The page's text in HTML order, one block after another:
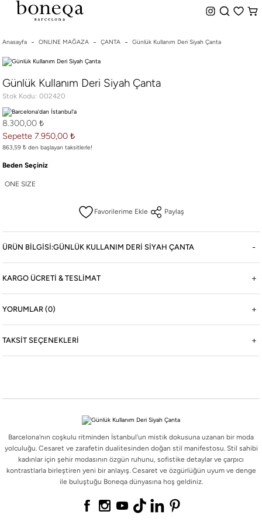
%50 ye Varan İndirim Hemen Teslim Seçeneği
Anasayfa ONLINE MAĞAZA ÇANTA Günlük Kullanım Deri Siyah Çanta
Günlük Kullanım Deri Siyah Çanta
Stok Kodu 002420
8.300,00 ₺
Sepette 7.950,00 ₺
863,59 ₺ den başlayan taksitlerle!
Beden Seçiniz
ONE SIZE
Paylaş
ÜRÜN BILGISI:GÜNLÜK KULLANIM DERI SIYAH ÇANTA
KARGO ÜCRETİ & TESLİMAT
YORUMLAR (0)
TAKSIT SEÇENEKLERI
Barcelona'nın coşkulu ritminden İstanbul'un mistik dokusuna uzanan bir moda
yolculuğu. Cesaret ve zarafetin dualitesinden doğan stil manifestosu. Stil sahibi
kadınlar için şehir modasının özgün ruhunu, sofistike detaylar ve çarpıcı
kontrastlarla birleştiren yeni bir anlayış. Cesaret ve özgürlüğün uyum ve denge
ile buluştuğu Boneqa dünyasına hoş geldiniz.
26 SS İLKBAHAR-YAZ
25/26 SONBAHAR-KIŞ
TÜM KOLEKSİYONLAR
ELBİSE
BLUZ & GÖMLEK
CEKET & YELEK
ETEK
PANTOLON
TiŞÖRT
SPOR KOLEKSİYON
ÇANTA
Boneqa Hakkında
Hikayemiz
Şehrin sokaklarını Barcelona'nın Akdeniz rüzgarıyla dans eden coşkulu ritimleriyle
Barcelona tatil bavulu hazırlarken yanınıza almanız gereken parçaları doğru seçmek, hem şehri
keşfetmenizi kolaylaştırır hem de stilinizden ödün vermemenizi sağlar.
#Social Boneqa